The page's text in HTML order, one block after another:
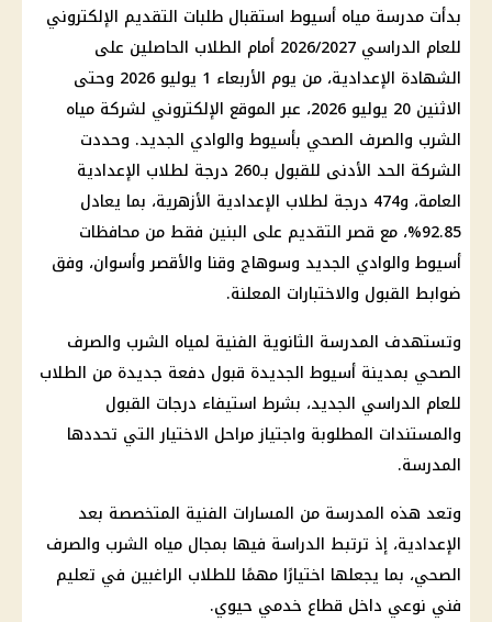
بدأت مدرسة مياه أسيوط استقبال طلبات التقديم الإلكتروني
للعام الدراسي 2026/2027 أمام الطلاب الحاصلين على
الشهادة الإعدادية، من يوم الأربعاء 1 يوليو 2026
وحتى
الاثنين 20 يوليو 2026، عبر الموقع الإلكتروني لشركة مياه
الشرب والصرف الصحي بأسيوط والوادي الجديد. وحددت
الشركة الحد الأدنى للقبول بـ260 درجة لطلاب الإعدادية
العامة، و474 درجة لطلاب الإعدادية الأزهرية، بما يعادل
92.85%، مع قصر التقديم على البنين فقط من محافظات
أسيوط والوادي الجديد وسوهاج وقنا والأقصر وأسوان، وفق
ضوابط القبول والاختبارات المعلنة.
وتستهدف المدرسة الثانوية الفنية لمياه الشرب والصرف
الصحي بمدينة أسيوط الجديدة قبول دفعة جديدة من الطلاب
للعام الدراسي الجديد، بشرط استيفاء درجات القبول
والمستندات المطلوبة واجتياز مراحل الاختيار التي تحددها
المدرسة.
وتعد هذه المدرسة من المسارات الفنية المتخصصة بعد
الإعدادية، إذ ترتبط الدراسة فيها بمجال مياه الشرب والصرف
الصحي، بما يجعلها اختيارًا مهمًا للطلاب الراغبين في تعليم
فني نوعي داخل قطاع خدمي حيوي.